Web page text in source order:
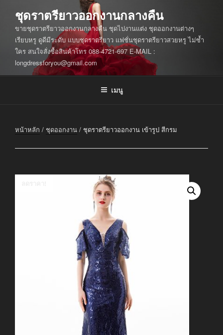
บทความ
ชุดราตรียาวออกงานกลางคืน
ขายชุดราตรียาวออกงานกลางคืน ชุดไปงานแต่ง ชุดออกงานต่างๆ
เรียบหรู ดูดีมีระดับ แบบชุดราตรียาว แฟชั่นชุดราตรียาวสวยหรู ไม่ซ้ำ
ใคร สนใจสั่งซื้อสินค้าโทร 088-4721-697 E-MAIL :
longdressforyou@gmail.com
เมนู
หน้าหลัก / ชุดออกงาน / ชุดราตรียาวออกงาน เข้ารูป สีกรม